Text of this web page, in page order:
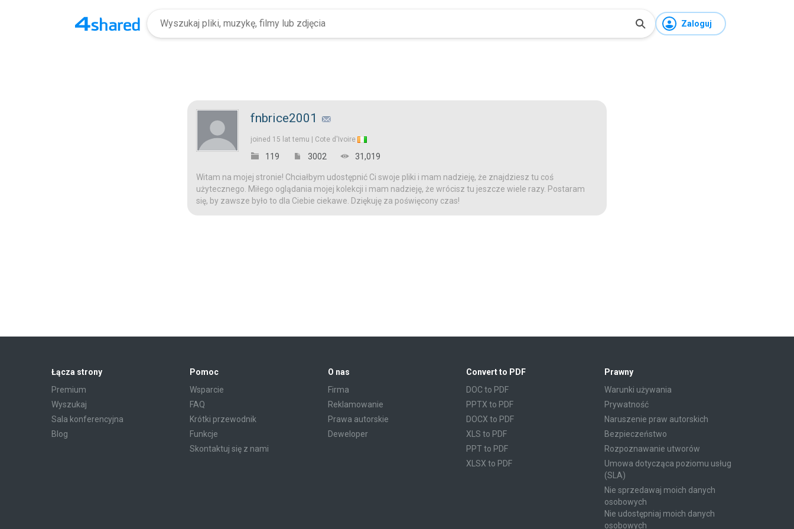
Zaloguj
fnbrice2001
joined 15 lat temu | Cote d'Ivoire
119 3002 31,019
Witam na mojej stronie! Chciałbym udostępnić Ci swoje pliki i mam nadzieję, że znajdziesz tu coś
użytecznego. Miłego oglądania mojej kolekcji i mam nadzieję, że wrócisz tu jeszcze wiele razy. Postaram
się, by zawsze było to dla Ciebie ciekawe. Dziękuję za poświęcony czas!
Łącza strony
Premium
Wyszukaj
Sala konferencyjna
Blog
Pomoc
Wsparcie
FAQ
Krótki przewodnik
Funkcje
Skontaktuj się z nami
O nas
Firma
Reklamowanie
Prawa autorskie
Deweloper
Convert to PDF
DOC to PDF
PPTX to PDF
DOCX to PDF
XLS to PDF
PPT to PDF
XLSX to PDF
Prawny
Warunki używania
Prywatność
Naruszenie praw autorskich
Bezpieczeństwo
Rozpoznawanie utworów
Umowa dotycząca poziomu usług
(SLA)
Nie sprzedawaj moich danych
osobowych
Nie udostępniaj moich danych
osobowych